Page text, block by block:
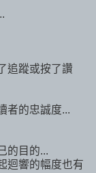
追蹤或按了讚
者的忠誠度...
的目的...
迴響的幅度也有